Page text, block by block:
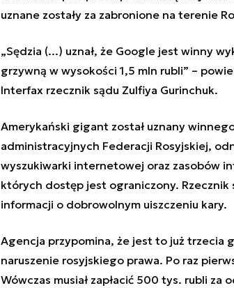
uznane zostały za zabronione na terenie
„Sędzia (...) uznał, że Google jest winny
grzywną w wysokości 1,5 mln rubli” –
Interfax rzecznik sądu Zulfiya Gurinchuk.
Amerykański gigant został uznany
administracyjnych Federacji Rosyjskiej,
wyszukiwarki internetowej oraz zasobów
których dostęp jest ograniczony. Rzecznik
informacji o dobrowolnym uiszczeniu kary.
Agencja przypomina, że jest to już trzecia
naruszenie rosyjskiego prawa. Po raz
Wówczas musiał zapłacić 500 tys. rubli za